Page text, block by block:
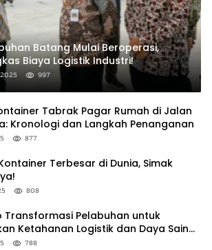
Batang Mulai Beroperasi,
Biaya Logistik Industri!
997
Tabrak Pagar Rumah di Jalan
Kronologi dan Langkah Penanganan
877
Terbesar di Dunia, Simak
808
Transformasi Pelabuhan untuk
Ketahanan Logistik dan Daya Saing
788